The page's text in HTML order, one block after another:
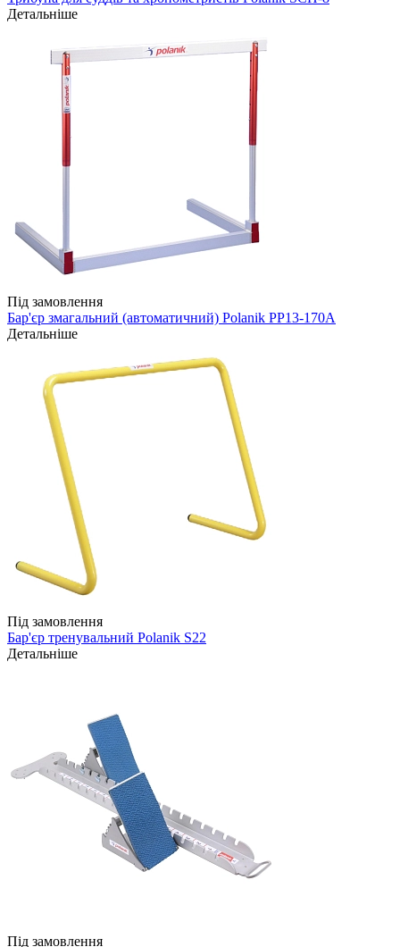
Детальніше
Під замовлення
Бар'єр змагальний (автоматичний) Polanik PP13-170A
Детальніше
Під замовлення
Бар'єр тренувальний Polanik S22
Детальніше
Під замовлення